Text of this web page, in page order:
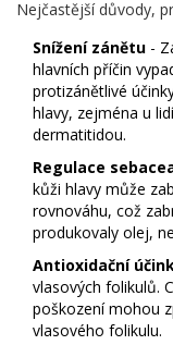
Nejčastější důvody,
Snížení zánětu -
hlavních příčin
protizánětlivé
hlavy, zejména u
dermatitidou.
Regulace
kůži hlavy může
rovnováhu, což
produkovaly olej,
Antioxidační
vlasových folikulů.
poškození mohou
vlasového folikulu.